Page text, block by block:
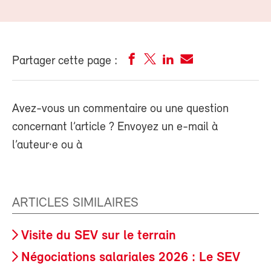
Partager cette page :
Avez-vous un commentaire ou une question
concernant l’article ? Envoyez un e-mail à
l’auteur·e ou à
ARTICLES SIMILAIRES
Visite du SEV sur le terrain
Négociations salariales 2026 : Le SEV